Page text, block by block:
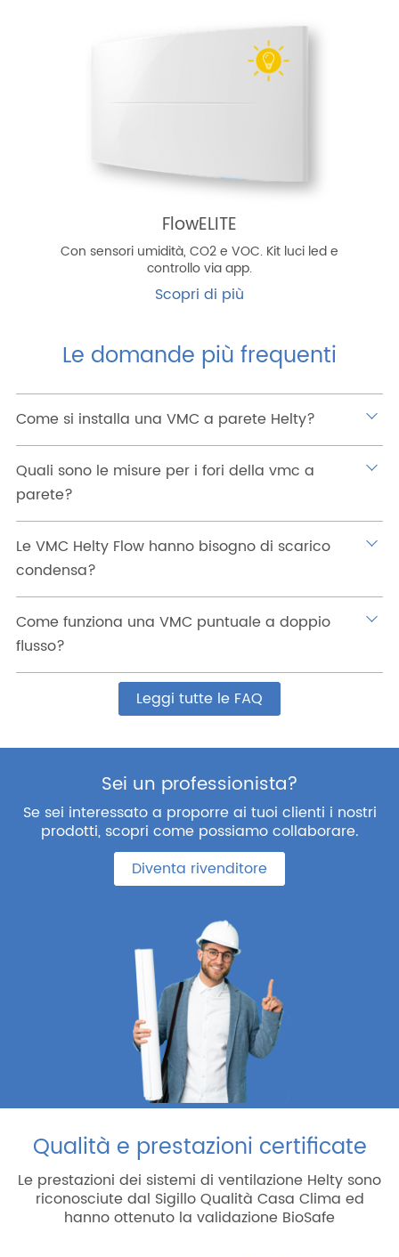
FlowELITE
Con sensori umidità, CO2 e VOC. Kit luci led e
controllo via app.
Scopri di più
Le domande più frequenti
Come si installa una VMC a parete Helty?
Quali sono le misure per i fori della vmc a
parete?
Le VMC Helty Flow hanno bisogno di scarico
condensa?
Come funziona una VMC puntuale a doppio
flusso?
Leggi tutte le FAQ
Sei un professionista?
Se sei interessato a proporre ai tuoi clienti i nostri
prodotti, scopri come possiamo collaborare.
Diventa rivenditore
Qualità e prestazioni certificate
Le prestazioni dei sistemi di ventilazione Helty sono
riconosciute dal Sigillo Qualità Casa Clima ed
hanno ottenuto la validazione BioSafe